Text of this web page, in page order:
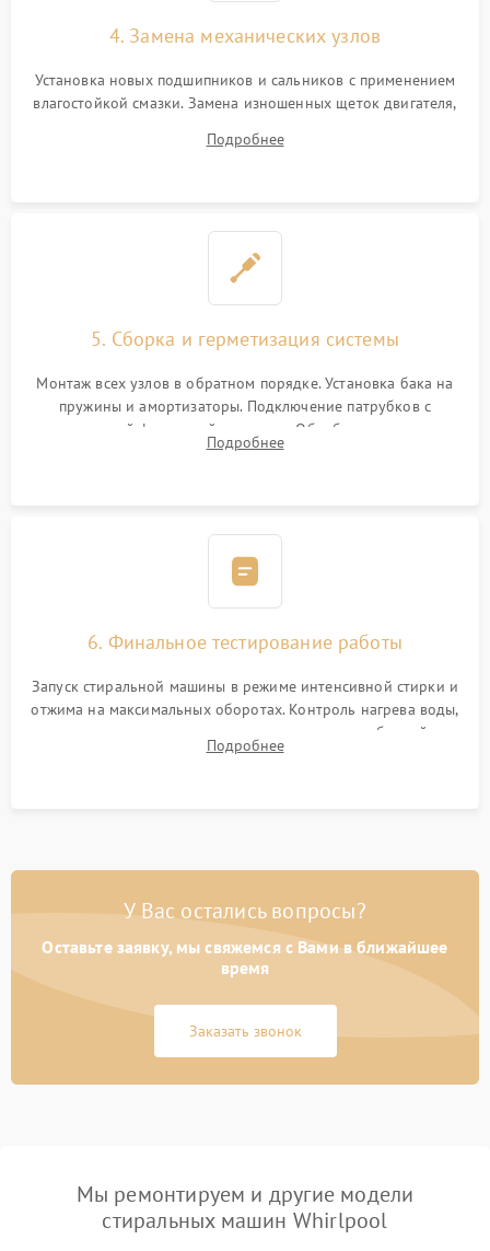
4. Замена механических узлов
Установка новых подшипников и сальников с применением
влагостойкой смазки. Замена изношенных щеток двигателя,
или поврежденной резиновой манжеты.
Подробнее
5. Сборка и герметизация системы
Монтаж всех узлов в обратном порядке. Установка бака на
пружины и амортизаторы. Подключение патрубков с
надежной фиксацией хомутами. Обработка стыков
герметиком для предотвращения возможных протечек воды.
Подробнее
6. Финальное тестирование работы
Запуск стиральной машины в режиме интенсивной стирки и
отжима на максимальных оборотах. Контроль нагрева воды,
корректности слива, отсутствия излишних вибраций,
посторонних стуков и протечек под корпусом.
Подробнее
У Вас остались вопросы?
Оставьте заявку, мы свяжемся с Вами в ближайшее
время
Заказать звонок
Мы ремонтируем и другие модели
стиральных машин Whirlpool